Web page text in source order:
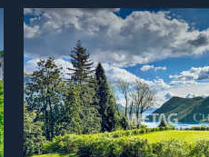
Non preferito